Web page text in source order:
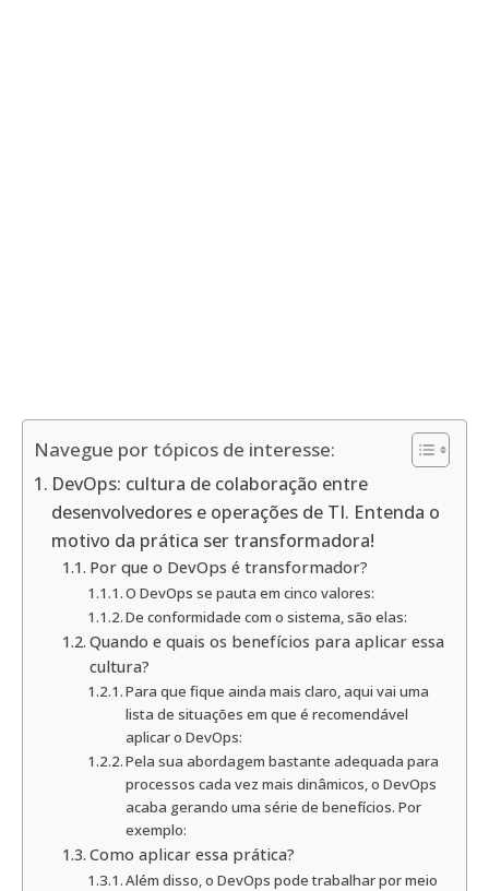
Navegue por tópicos de interesse:
DevOps: cultura de colaboração entre
desenvolvedores e operações de TI. Entenda o
motivo da prática ser transformadora!
Por que o DevOps é transformador?
O DevOps se pauta em cinco valores:
De conformidade com o sistema, são elas:
Quando e quais os benefícios para aplicar essa
cultura?
Para que fique ainda mais claro, aqui vai uma
lista de situações em que é recomendável
aplicar o DevOps:
Pela sua abordagem bastante adequada para
processos cada vez mais dinâmicos, o DevOps
acaba gerando uma série de benefícios. Por
exemplo:
Como aplicar essa prática?
Além disso, o DevOps pode trabalhar por meio